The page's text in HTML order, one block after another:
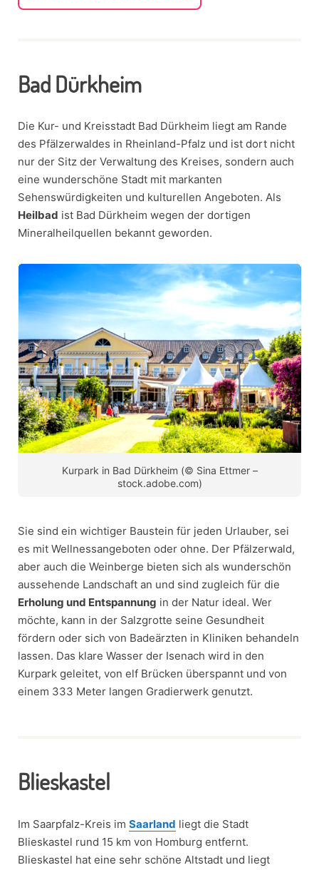
Bad Dürkheim
Die Kur- und Kreisstadt Bad Dürkheim liegt am Rande
des Pfälzerwaldes in Rheinland-Pfalz und ist dort nicht
nur der Sitz der Verwaltung des Kreises, sondern auch
eine wunderschöne Stadt mit markanten
Sehenswürdigkeiten und kulturellen Angeboten. Als
Heilbad ist Bad Dürkheim wegen der dortigen
Mineralheilquellen bekannt geworden.
Kurpark in Bad Dürkheim (© Sina Ettmer –
stock.adobe.com)
Sie sind ein wichtiger Baustein für jeden Urlauber, sei
es mit Wellnessangeboten oder ohne. Der Pfälzerwald,
aber auch die Weinberge bieten sich als wunderschön
aussehende Landschaft an und sind zugleich für die
Erholung und Entspannung in der Natur ideal. Wer
möchte, kann in der Salzgrotte seine Gesundheit
fördern oder sich von Badeärzten in Kliniken behandeln
lassen. Das klare Wasser der Isenach wird in den
Kurpark geleitet, von elf Brücken überspannt und von
einem 333 Meter langen Gradierwerk genutzt.
Blieskastel
Im Saarpfalz-Kreis im Saarland liegt die Stadt
Blieskastel rund 15 km von Homburg entfernt.
Blieskastel hat eine sehr schöne Altstadt und liegt